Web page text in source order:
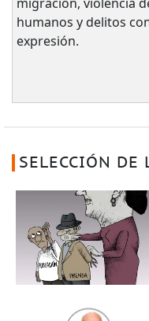
humanos y delitos
expresión.
SELECCIÓN DE